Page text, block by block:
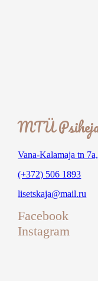
MTÜ
Vana-Kalamaja tn
(+372) 506 1893
lisetskaja@mail.ru
Facebook
Instagram